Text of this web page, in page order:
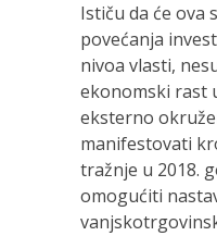
Ističu da će ova
povećanja
nivoa vlasti,
ekonomski rast
eksterno
manifestovati
tražnje u 2018.
omogućiti